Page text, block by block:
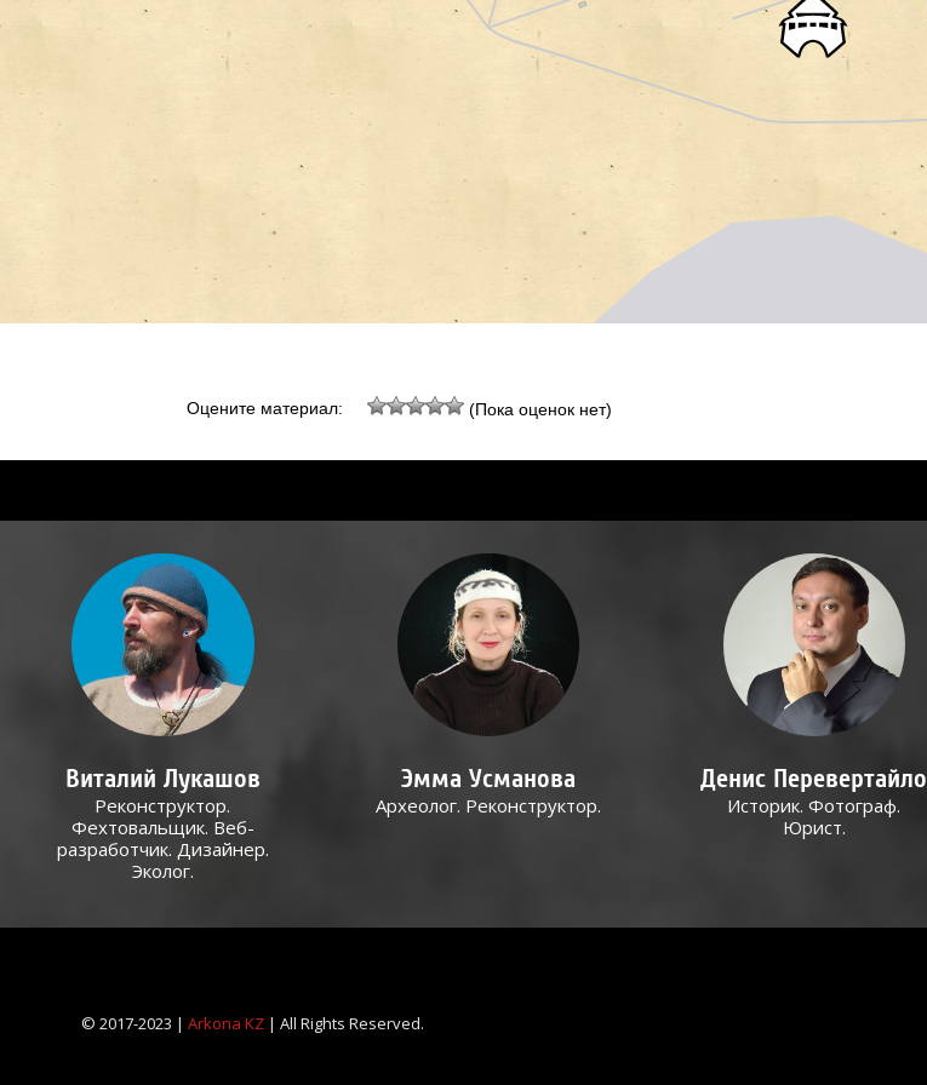
Оцените материал: (Пока оценок нет)
Виталий Лукашов
Реконструктор.
Фехтовальщик. Веб-
разработчик. Дизайнер.
Эколог.
Эмма Усманова
Археолог. Реконструктор.
Денис Перевертайло
Историк. Фотограф.
Юрист.
© 2017-2023 |Arkona KZ | All Rights Reserved.